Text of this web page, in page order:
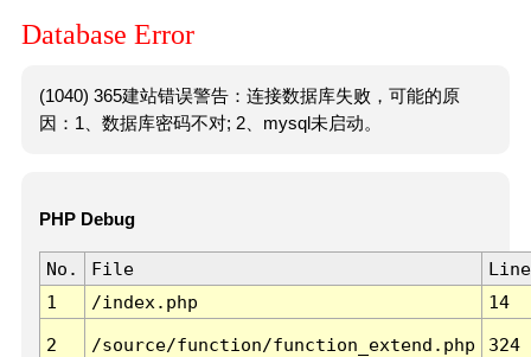
Database Error
(1040) 365建站错误警告：连接数据库失败，可能的原
因：1、数据库密码不对; 2、mysql未启动。
PHP Debug
No. File
Line
1
/index.php 14
2 /source/function/function_extend.php 324